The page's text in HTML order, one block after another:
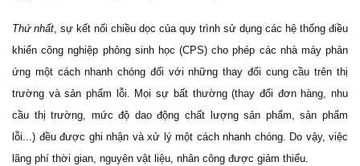
Thứ nhất, sự kết nối chiều dọc của quy trình sử dụng các hệ thống điều
khiển công nghiệp phỏng sinh học (CPS) cho phép các nhà máy phản
ứng một cách nhanh chóng đối với những thay đổi cung cầu trên thị
trường và sản phẩm lỗi. Mọi sự bất thường (thay đổi đơn hàng, nhu
cầu thị trường, mức độ dao động chất lượng sản phẩm, sản phẩm
lỗi...) đều được ghi nhận và xử lý một cách nhanh chóng. Do vậy, việc
lãng phí thời gian, nguyên vật liệu, nhân công được giảm thiểu.